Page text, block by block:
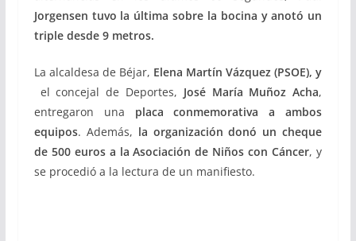
Jorgensen tuvo la última sobre la bocina y anotó un
triple desde 9 metros.
La alcaldesa de Béjar, Elena Martín Vázquez (PSOE), y
el concejal de Deportes, José María Muñoz Acha,
entregaron una placa conmemorativa a ambos
equipos. Además, la organización donó un cheque
de 500 euros a la Asociación de Niños con Cáncer, y
se procedió a la lectura de un manifiesto.